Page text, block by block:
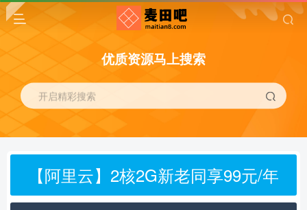
优质资源马上搜索
开启精彩搜索
【阿里云】2核2G新老同享99元/年